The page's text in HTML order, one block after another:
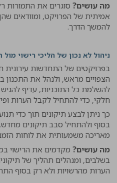
מה עושים? סוגרים את התמורות
אמיתית של הפרויקט, ומוודאים
להמשך הדרך.
ניהול לא נכון של הליכי רישוי מול
בפרויקטים של התחדשות עירונית
הצפויים מראש, ולנהל את התכנון
להשלמת כל התוכניות, עדיף
חלקי, כדי להתחיל לקבל הערות
כך ניתן לבצע תיקונים תוך כדי
בסוף ולהתחיל סבב תיקונים
מאריכה משמעותית את לוחות
מה עושים? מקדמים את הרישוי
בשלבים, ומנהלים תהליך של
הערות מהרשויות ולא רק בסוף